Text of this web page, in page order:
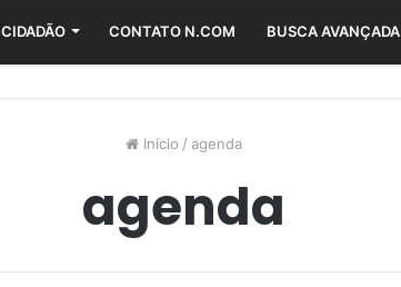
CIDADÃO CONTATO N.COM BUSCA AVANÇADA
Início / agenda
agenda